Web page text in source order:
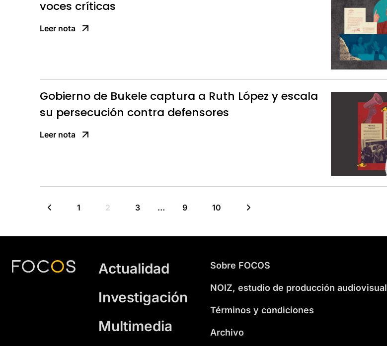
voces críticas
Leer nota
Gobierno de Bukele captura a Ruth López y escala
su persecución contra defensores
Leer nota
1 2 3 … 9 10
Actualidad
Investigación
Multimedia
Sobre FOCOS
NOIZ, estudio de producción audiovisual
Términos y condiciones
Archivo